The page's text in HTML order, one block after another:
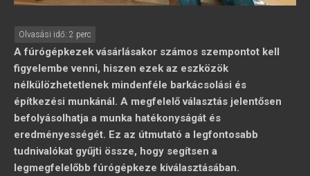
A fúrógépkezek vásárlásakor számos szempontot kell
figyelembe venni, hiszen ezek az eszközök
nélkülözhetetlenek mindenféle barkácsolási és
építkezési munkánál. A megfelelő választás jelentősen
befolyásolhatja a munka hatékonyságát és
eredményességét. Ez az útmutató a legfontosabb
tudnivalókat gyűjti össze, hogy segítsen a
legmegfelelőbb fúrógépkeze kiválasztásában.